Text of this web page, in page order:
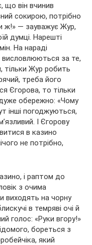
що він вчинив
сокирою, потрібно
ж!» — зауважує Жур,
думці. Нарешті
На нараді
висловлюються за те,
Жур робить
треба його
Єгорова, то тільки
обережно: «Чому
інші погоджуються,
І Єгорову
в казино
не потрібно,
і раптом до
з очима
виходять на чорну
в темряві очі й
голос: «Руки вгору!»
бореться з
який